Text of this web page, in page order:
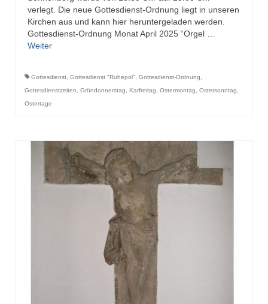
verlegt. Die neue Gottesdienst-Ordnung liegt in unseren
Kirchen aus und kann hier heruntergeladen werden.
Gottesdienst-Ordnung Monat April 2025 “Orgel …
Weiter
Gottesdienst, Gottesdienst "Ruhepol", Gottesdienst-Ordnung,
Gottesdienstzeiten, Gründonnerstag, Karfreitag, Ostermontag, Ostersonntag,
Ostertage